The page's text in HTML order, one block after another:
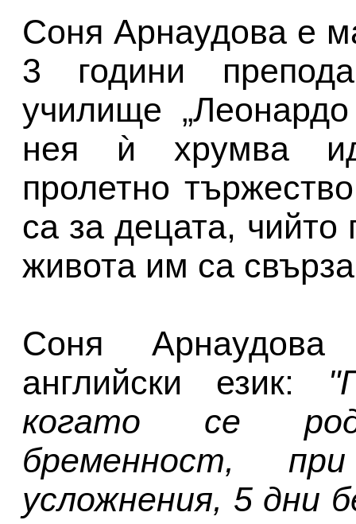
Соня Арнаудова е
3 години
училище
нея ѝ хрумва
пролетно
са за децата,
живота им са
Соня
английски език:
когато се
бременност,
усложнения, 5 дни